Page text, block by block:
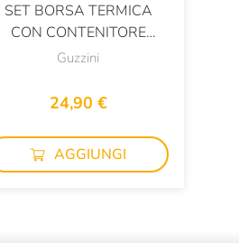
SET BORSA TERMICA
CON CONTENITORE
SALVAFRESCHEZZA
Guzzini
24,90 €
AGGIUNGI